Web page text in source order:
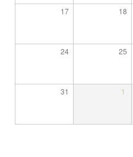
17 18
24 25
31 1